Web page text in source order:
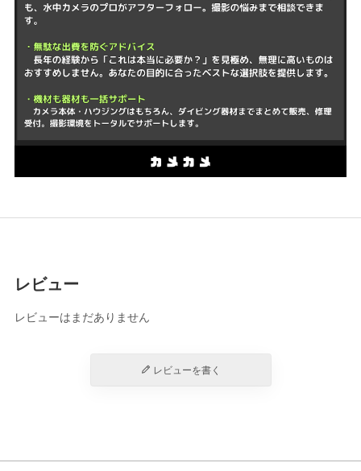
レビュー
レビューはまだありません
レビューを書く